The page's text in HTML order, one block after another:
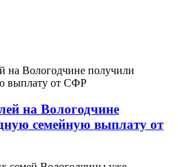
на Вологодчине
семейную выплату от